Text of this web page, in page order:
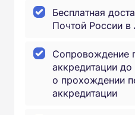
Бесплатная
Почтой России в
Сопровождение
аккредитации
о прохождении
аккредитации